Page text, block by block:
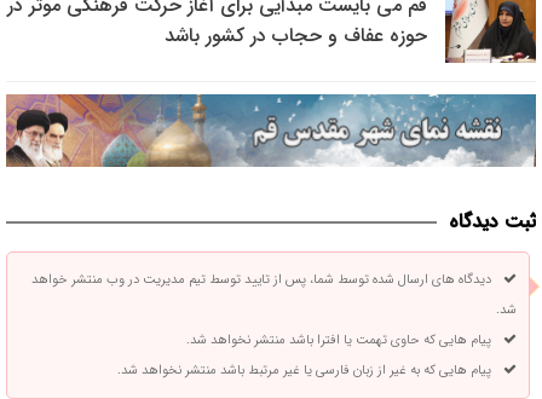
حوزه عفاف و حجاب در کشور باشد
ثبت دیدگاه
دیدگاه های ارسال شده توسط شما، پس از تایید توسط تیم مدیریت در وب منتشر خواهد
شد.
پیام هایی که حاوی تهمت یا افترا باشد منتشر نخواهد شد.
پیام هایی که به غیر از زبان فارسی یا غیر مرتبط باشد منتشر نخواهد شد.